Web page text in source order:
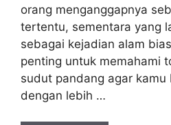
orang menganggapnya
tertentu, sementara yang
sebagai kejadian alam
penting untuk memahami
sudut pandang agar kamu
dengan lebih …